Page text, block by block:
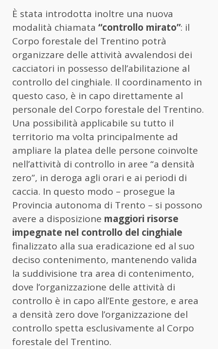
È stata introdotta inoltre una nuova
modalità chiamata “controllo mirato”: il
Corpo forestale del Trentino potrà
organizzare delle attività avvalendosi dei
cacciatori in possesso dell’abilitazione al
controllo del cinghiale. Il coordinamento in
questo caso, è in capo direttamente al
personale del Corpo forestale del Trentino.
Una possibilità applicabile su tutto il
territorio ma volta principalmente ad
ampliare la platea delle persone coinvolte
nell’attività di controllo in aree “a densità
zero”, in deroga agli orari e ai periodi di
caccia. In questo modo – prosegue la
Provincia autonoma di Trento – si possono
avere a disposizione maggiori risorse
impegnate nel controllo del cinghiale
finalizzato alla sua eradicazione ed al suo
deciso contenimento, mantenendo valida
la suddivisione tra area di contenimento,
dove l’organizzazione delle attività di
controllo è in capo all’Ente gestore, e area
a densità zero dove l’organizzazione del
controllo spetta esclusivamente al Corpo
forestale del Trentino.